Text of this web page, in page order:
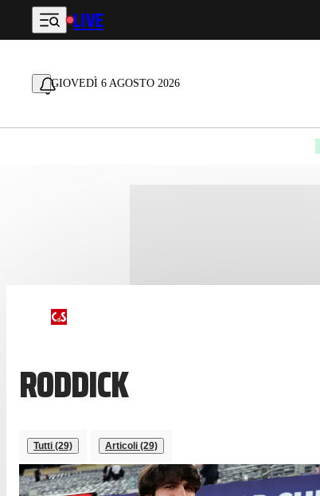
Vai al contenuto principale
LIVE
GIOVEDÌ 6 AGOSTO 2026
RODDICK
Tutti (29) Articoli (29)